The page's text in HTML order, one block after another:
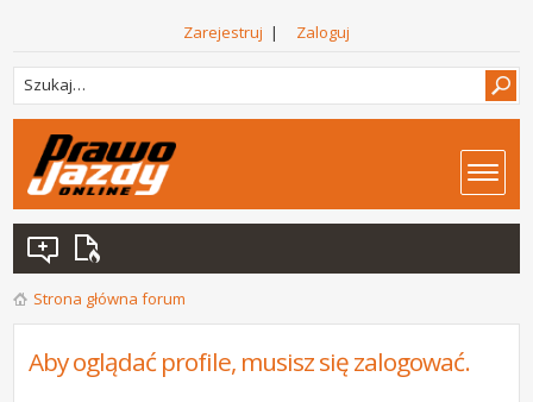
Zarejestruj | Zaloguj
Strona główna forum
Aby oglądać profile, musisz się zalogować.